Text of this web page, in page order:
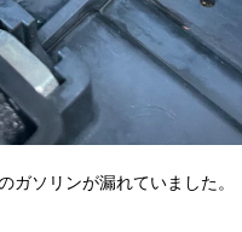
ソリンが漏れていました。